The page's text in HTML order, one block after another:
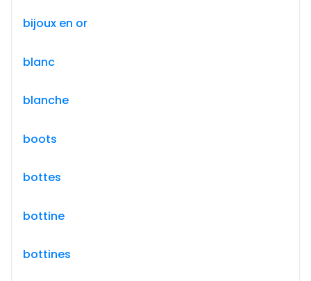
bijoux en or
blanc
blanche
boots
bottes
bottine
bottines